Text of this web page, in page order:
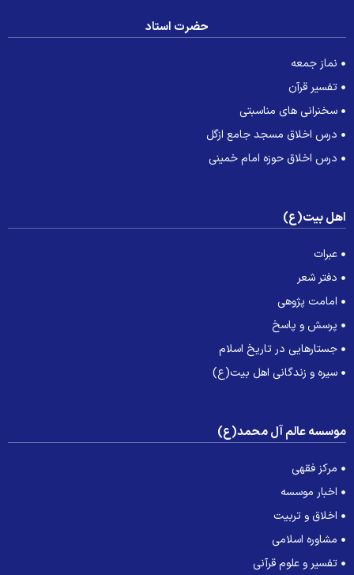
حضرت استاد
نماز جمعه
تفسیر قرآن
سخنرانی های مناسبتی
درس اخلاق مسجد جامع ازگل
درس اخلاق حوزه امام خمینی
بیت(ع)
عبرات
دفتر شعر
امامت پژوهی
پرسش و پاسخ
جستارهایی در تاریخ اسلام
سیره و زندگانی اهل بیت(ع)
عالم آل محمد(ع)
مرکز فقهی
اخبار موسسه
اخلاق و تربیت
مشاوره اسلامی
تفسیر و علوم قرآنی